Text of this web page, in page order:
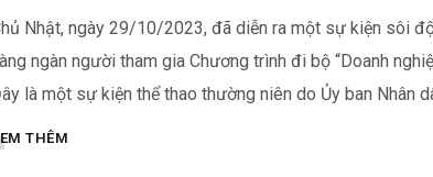
Nhật, ngày 29/10/2023, đã diễn ra một sự kiện sôi
ngàn người tham gia Chương trình đi bộ “Doanh
là một sự kiện thể thao thường niên do Ủy ban Nhân
THÊM